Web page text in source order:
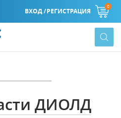
ВХОД /РЕГИСТРАЦИЯ
0
ДИОЛД